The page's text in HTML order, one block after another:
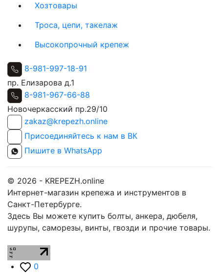
Хозтовары
Троса, цепи, такелаж
Высокопрочный крепеж
8-981-997-18-91
пр. Елизарова д.1
8-981-967-66-88
Новочеркасский пр.29/10
zakaz@krepezh.online
Присоединяйтесь к нам в ВК
Пишите в WhatsApp
© 2026 - KREPEZH.online
Интернет-магазин крепежа и инструментов в
Санкт-Петербурге.
Здесь Вы можете купить болты, анкера, дюбеля,
шурупы, саморезы, винты, гвозди и прочие товары.
0